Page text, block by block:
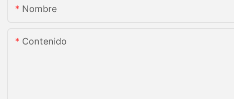
Nombre
Contenido